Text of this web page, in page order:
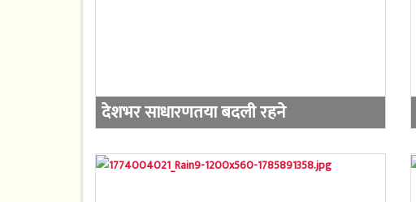
देशभर साधारणतया बदली रहने